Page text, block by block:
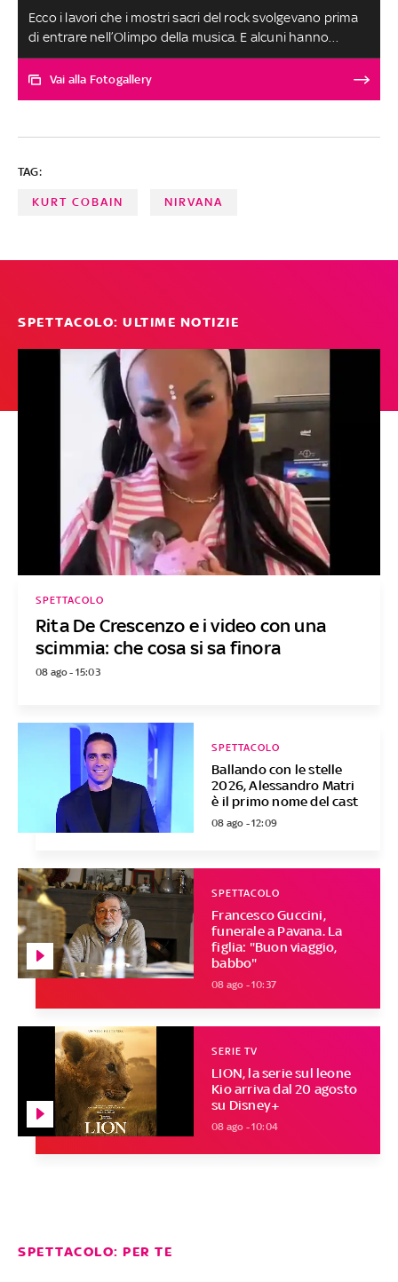
Ecco i lavori che i mostri sacri del rock svolgevano prima
di entrare nell’Olimpo della musica. E alcuni hanno
continuato a coltivarli, come il celebre chitarrista Steve
Vai che lavora ancora come apicoltore di successo. E
gruppo rock ha visto una pausa, ha prestato servizio
Vai alla Fotogallery
TAG:
KURT COBAIN NIRVANA
SPETTACOLO: ULTIME NOTIZIE
Rita De Crescenzo e i video con una
scimmia: che cosa si sa finora
SPETTACOLO
08 ago - 15:03
Ballando con le stelle
2026, Alessandro Matri
è il primo nome del cast
SPETTACOLO
08 ago - 12:09
Francesco Guccini,
funerale a Pavana. La
figlia: "Buon viaggio,
babbo"
SPETTACOLO
08 ago - 10:37
LION, la serie sul leone
Kio arriva dal 20 agosto
su Disney+
SERIE TV
08 ago - 10:04
SPETTACOLO: PER TE